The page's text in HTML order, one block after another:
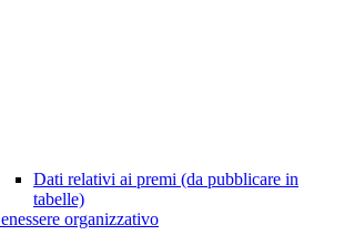
Dati relativi ai premi (da pubblicare in
tabelle)
organizzativo